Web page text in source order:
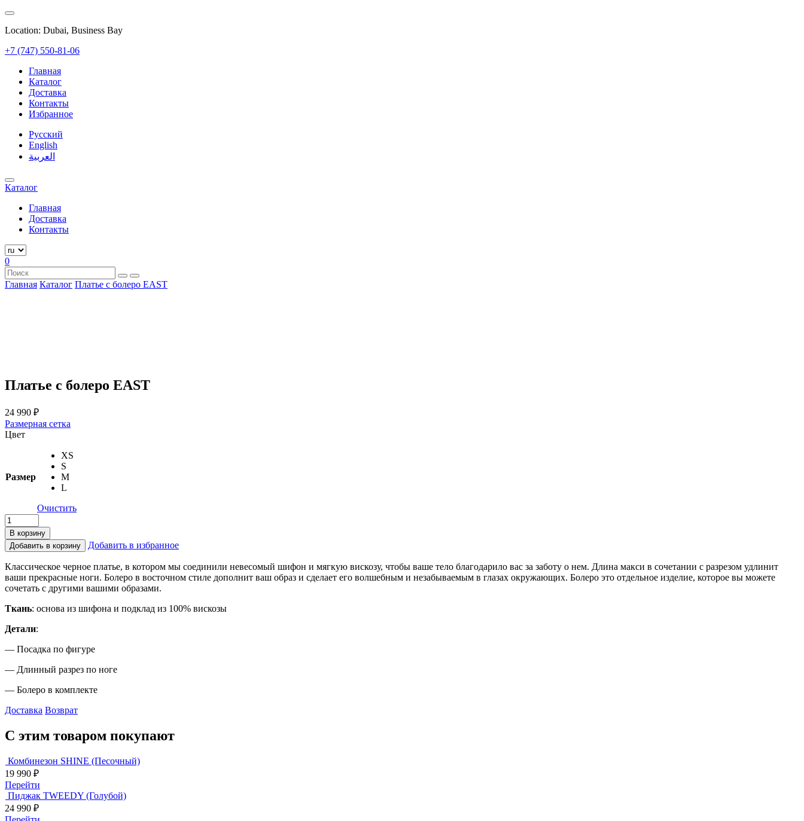
Location: Dubai, Business Bay
+7 (747) 550-81-06
Главная
Каталог
Доставка
Контакты
Избранное
Русский
English
العربية
Каталог
Главная
Доставка
Контакты
0
Главная Каталог Платье с болеро EAST
Платье с болеро EAST
24 990 ₽
Размерная сетка
Цвет
Размер
XS
S
M
L
Очистить
В корзину
Добавить в корзину
Добавить в избранное
Классическое черное платье, в котором мы соединили невесомый шифон и мягкую вискозу, чтобы ваше тело благодарило вас за заботу о нем. Длина макси в сочетании с разрезом удлинит
ваши прекрасные ноги. Болеро в восточном стиле дополнит ваш образ и сделает его волшебным и незабываемым в глазах окружающих. Болеро это отдельное изделие, которое вы можете
сочетать с другими вашими образами.
Ткань: основа из шифона и подклад из 100% вискозы
Детали:
— Посадка по фигуре
— Длинный разрез по ноге
— Болеро в комплекте
Доставка Возврат
С этим товаром покупают
Комбинезон SHINE (Песочный)
19 990 ₽
Перейти
Пиджак TWEEDY (Голубой)
24 990 ₽